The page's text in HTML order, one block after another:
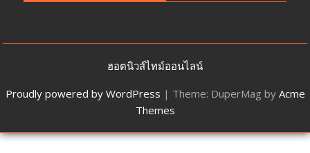
ฮอตนิวส์ไทม์ออนไลน์
Proudly powered by WordPress | Theme: DuperMag by Acme
Themes